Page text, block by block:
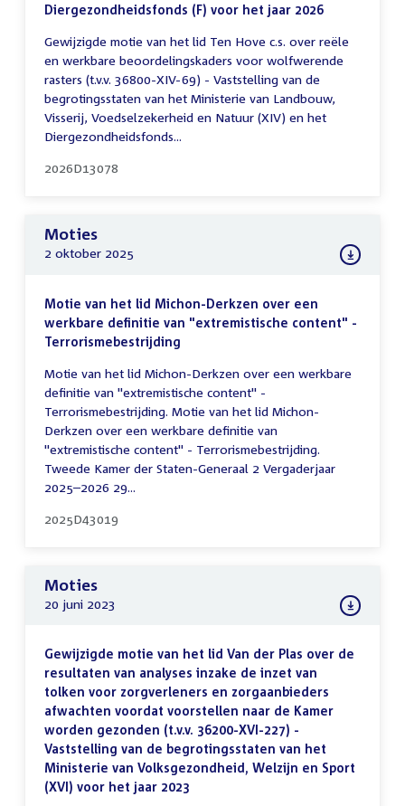
Diergezondheidsfonds (F) voor het jaar 2026
Gewijzigde motie van het lid Ten Hove c.s. over reële
en werkbare beoordelingskaders voor wolfwerende
rasters (t.v.v. 36800-XIV-69) - Vaststelling van de
begrotingsstaten van het Ministerie van Landbouw,
Visserij, Voedselzekerheid en Natuur (XIV) en het
Diergezondheidsfonds...
2026D13078
Moties
2 oktober 2025
Motie van het lid Michon-Derkzen over een
werkbare definitie van "extremistische content" -
Terrorismebestrijding
Motie van het lid Michon-Derkzen over een werkbare
definitie van "extremistische content" -
Terrorismebestrijding. Motie van het lid Michon-
Derkzen over een werkbare definitie van
"extremistische content" - Terrorismebestrijding.
Tweede Kamer der Staten-Generaal 2 Vergaderjaar
2025–2026 29...
2025D43019
Moties
20 juni 2023
Gewijzigde motie van het lid Van der Plas over de
resultaten van analyses inzake de inzet van
tolken voor zorgverleners en zorgaanbieders
afwachten voordat voorstellen naar de Kamer
worden gezonden (t.v.v. 36200-XVI-227) -
Vaststelling van de begrotingsstaten van het
Ministerie van Volksgezondheid, Welzijn en Sport
(XVI) voor het jaar 2023